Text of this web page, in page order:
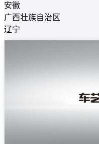
安徽
广西壮族自治区
辽宁